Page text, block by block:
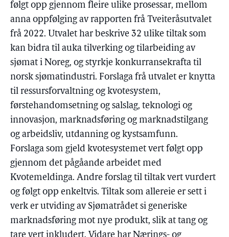
følgt opp gjennom fleire ulike prosessar, mellom
anna oppfølging av rapporten frå Tveiteråsutvalet
frå 2022. Utvalet har beskrive 32 ulike tiltak som
kan bidra til auka tilverking og tilarbeiding av
sjømat i Noreg, og styrkje konkurransekrafta til
norsk sjømatindustri. Forslaga frå utvalet er knytta
til ressursforvaltning og kvotesystem,
førstehandomsetning og salslag, teknologi og
innovasjon, marknadsføring og marknadstilgang
og arbeidsliv, utdanning og kystsamfunn.
Forslaga som gjeld kvotesystemet vert følgt opp
gjennom det pågåande arbeidet med
Kvotemeldinga. Andre forslag til tiltak vert vurdert
og følgt opp enkeltvis. Tiltak som allereie er sett i
verk er utviding av Sjømatrådet si generiske
marknadsføring mot nye produkt, slik at tang og